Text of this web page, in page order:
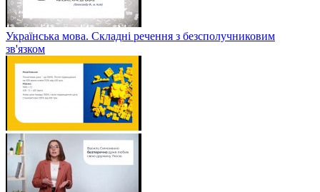
Українська мова. Складні речення з безсполучниковим
зв'язком